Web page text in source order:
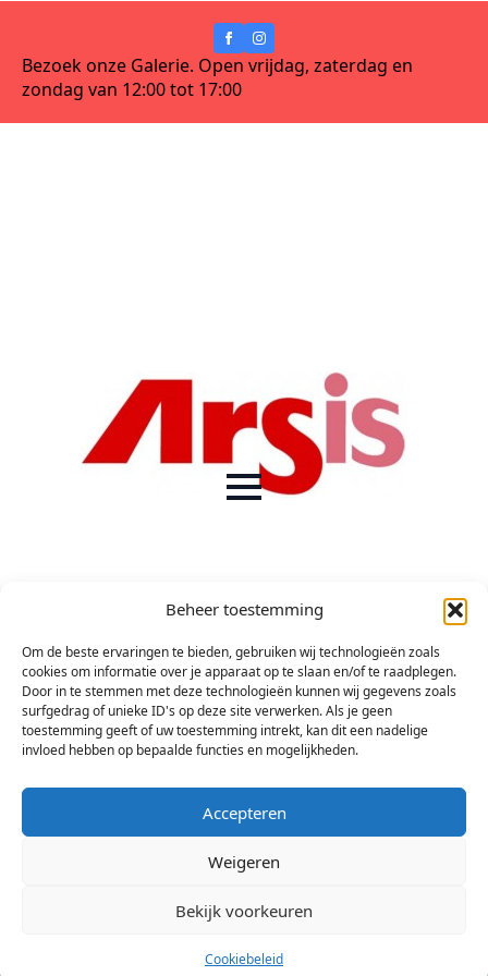
Beheer toestemming
Om de beste ervaringen te bieden, gebruiken wij technologieën zoals
cookies om informatie over je apparaat op te slaan en/of te raadplegen.
Door in te stemmen met deze technologieën kunnen wij gegevens zoals
surfgedrag of unieke ID's op deze site verwerken. Als je geen
toestemming geeft of uw toestemming intrekt, kan dit een nadelige
invloed hebben op bepaalde functies en mogelijkheden.
Accepteren
Weigeren
Bekijk voorkeuren
Cookiebeleid
Bezoek onze Galerie. Open vrijdag, zaterdag en
zondag van 12:00 tot 17:00
© 2026 Stichting Arsis Kunst en Societeit